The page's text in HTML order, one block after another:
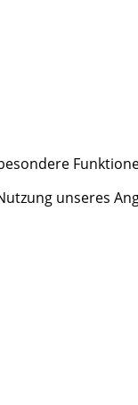
unseres